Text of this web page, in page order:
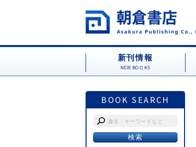
新刊情報
NEW BOOKS
BOOK SEARCH